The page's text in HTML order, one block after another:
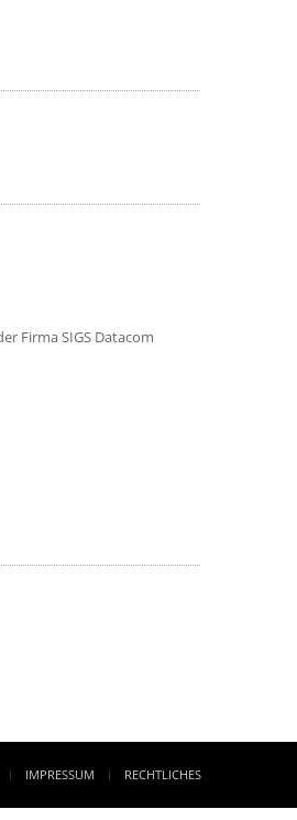
Firma SIGS Datacom
IMPRESSUM RECHTLICHES